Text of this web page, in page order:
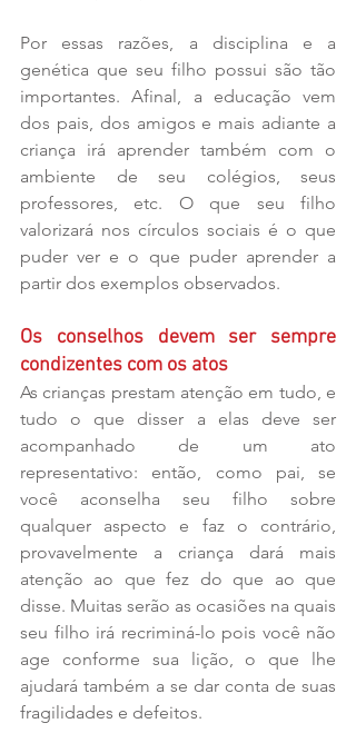
Por essas razões, a disciplina e a
genética que seu filho possui são tão
importantes. Afinal, a educação vem
dos pais, dos amigos e mais adiante a
criança irá aprender também com o
ambiente de seu colégios, seus
professores, etc. O que seu filho
valorizará nos círculos sociais é o que
puder ver e o que puder aprender a
partir dos exemplos observados.
Os conselhos devem ser sempre
condizentes com os atos
As crianças prestam atenção em tudo, e
tudo o que disser a elas deve ser
acompanhado de um ato
representativo: então, como pai, se
você aconselha seu filho sobre
qualquer aspecto e faz o contrário,
provavelmente a criança dará mais
atenção ao que fez do que ao que
disse. Muitas serão as ocasiões na quais
seu filho irá recriminá-lo pois você não
age conforme sua lição, o que lhe
ajudará também a se dar conta de suas
fragilidades e defeitos.